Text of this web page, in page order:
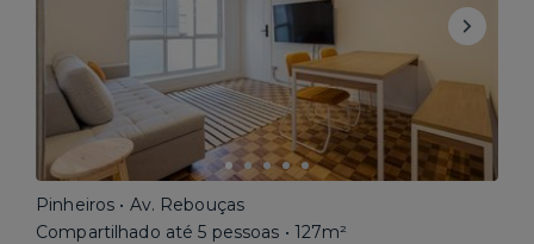
Pinheiros • Av. Rebouças
Compartilhado até 5 pessoas • 127m²